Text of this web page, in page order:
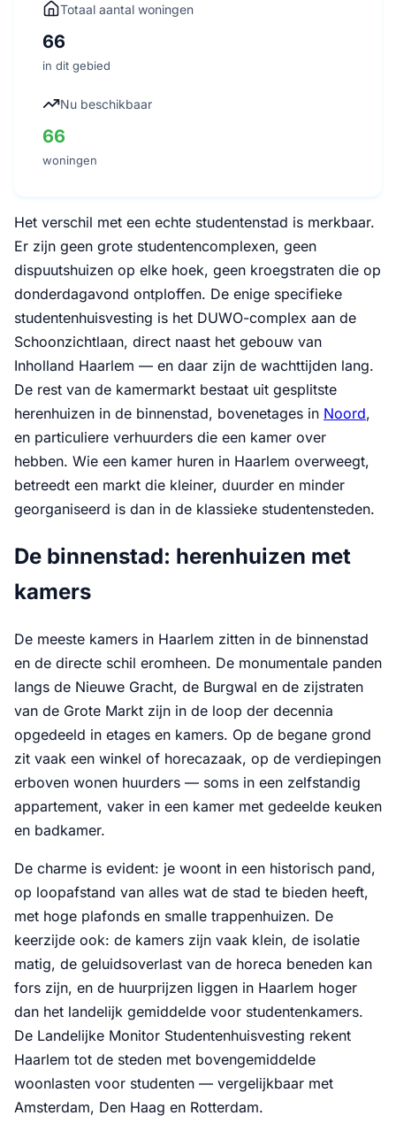
Totaal aantal woningen
66
in dit gebied
Nu beschikbaar
66
woningen
Het verschil met een echte studentenstad is merkbaar.
Er zijn geen grote studentencomplexen, geen
dispuutshuizen op elke hoek, geen kroegstraten die op
donderdagavond ontploffen. De enige specifieke
studentenhuisvesting is het DUWO-complex aan de
Schoonzichtlaan, direct naast het gebouw van
Inholland Haarlem — en daar zijn de wachttijden lang.
De rest van de kamermarkt bestaat uit gesplitste
herenhuizen in de binnenstad, bovenetages in Noord,
en particuliere verhuurders die een kamer over
hebben. Wie een kamer huren in Haarlem overweegt,
betreedt een markt die kleiner, duurder en minder
georganiseerd is dan in de klassieke studentensteden.
De binnenstad: herenhuizen met
kamers
De meeste kamers in Haarlem zitten in de binnenstad
en de directe schil eromheen. De monumentale panden
langs de Nieuwe Gracht, de Burgwal en de zijstraten
van de Grote Markt zijn in de loop der decennia
opgedeeld in etages en kamers. Op de begane grond
zit vaak een winkel of horecazaak, op de verdiepingen
erboven wonen huurders — soms in een zelfstandig
appartement, vaker in een kamer met gedeelde keuken
en badkamer.
De charme is evident: je woont in een historisch pand,
op loopafstand van alles wat de stad te bieden heeft,
met hoge plafonds en smalle trappenhuizen. De
keerzijde ook: de kamers zijn vaak klein, de isolatie
matig, de geluidsoverlast van de horeca beneden kan
fors zijn, en de huurprijzen liggen in Haarlem hoger
dan het landelijk gemiddelde voor studentenkamers.
De Landelijke Monitor Studentenhuisvesting rekent
Haarlem tot de steden met bovengemiddelde
woonlasten voor studenten — vergelijkbaar met
Amsterdam, Den Haag en Rotterdam.